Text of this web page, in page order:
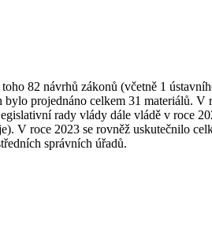
82 návrhů zákonů (včetně 1
projednáno celkem 31 materiálů.
rady vlády dále vládě v roce
V roce 2023 se rovněž uskutečnilo
správních úřadů.